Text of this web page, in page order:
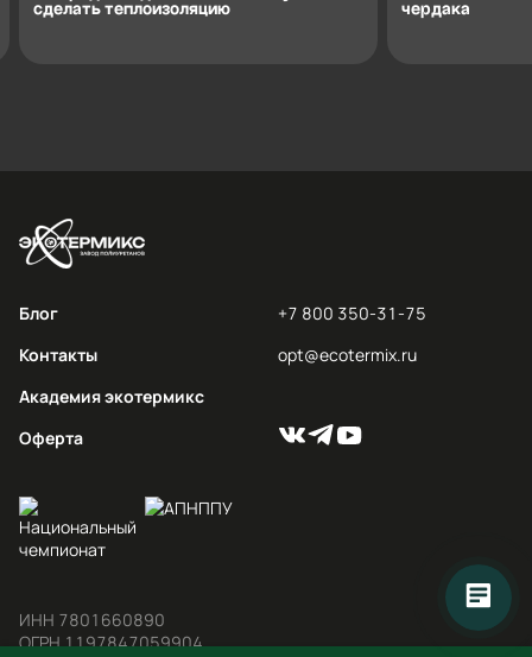
сделать теплоизоляцию
чердака
Блог
Контакты
Академия экотермикс
Оферта
+7 800 350-31-75
opt@ecotermix.ru
ИНН 7801660890
ОГРН 1197847059904